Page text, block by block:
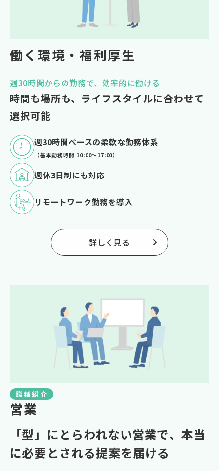
働く環境・福利厚⽣
週30時間からの勤務で、効率的に働ける
時間も場所も、ライフスタイルに合わせて
選択可能
週30時間ベースの柔軟な勤務体系
（基本勤務時間 10:00〜17:00）
週休3日制にも対応
リモートワーク勤務を導入
詳しく見る
職種紹介
営業
「型」にとらわれない営業で、 本当
に必要とされる提案を届ける